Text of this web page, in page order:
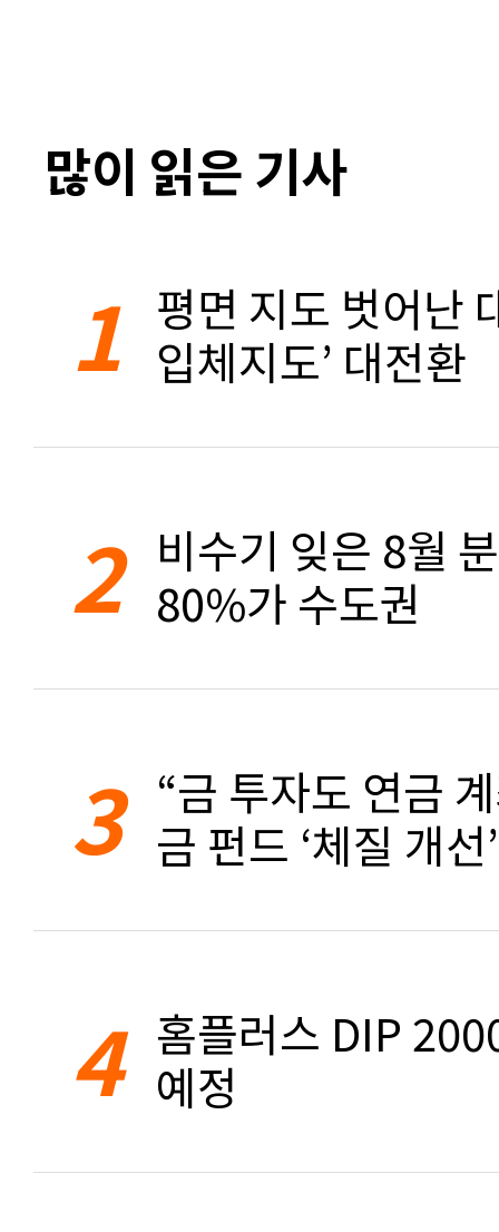
많이 읽은 기사
1 평면 지도 벗어난
입체지도’ 대전환
2 비수기 잊은 8월
80%가 수도권
3 “금 투자도 연금
금 펀드 ‘체질 개선’
4 홈플러스 DIP
예정